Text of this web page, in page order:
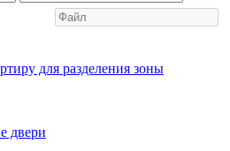
для разделения зоны
двери